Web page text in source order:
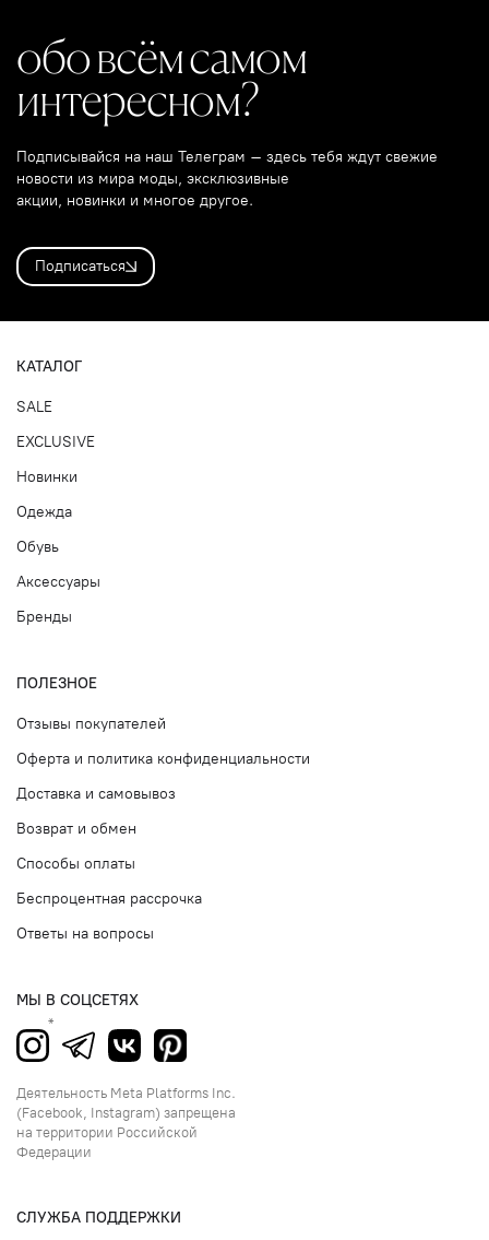
обо всём самом
интересном?
Подписывайся на наш Телеграм – здесь тебя ждут свежие
новости из мира моды, эксклюзивные
акции, новинки и многое другое.
Подписаться
КАТАЛОГ
SALE
EXCLUSIVE
Новинки
Одежда
Обувь
Аксессуары
Бренды
ПОЛЕЗНОЕ
Отзывы покупателей
Оферта и политика конфиденциальности
Доставка и самовывоз
Возврат и обмен
Способы оплаты
Беспроцентная рассрочка
Ответы на вопросы
МЫ В СОЦСЕТЯХ
Деятельность Meta Platforms Inc.
(Facebook, Instagram) запрещена
на территории Российской
Федерации
СЛУЖБА ПОДДЕРЖКИ